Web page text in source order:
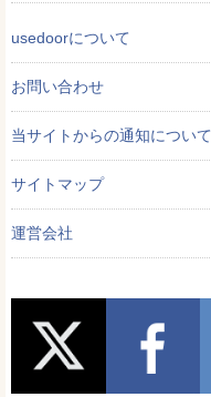
usedoorについて
お問い合わせ
当サイトからの通知について
サイトマップ
運営会社